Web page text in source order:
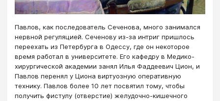
Павлов, как последователь Сеченова, много занимался
нервной регуляцией. Сеченову из-за интриг пришлось
переехать из Петербурга в Одессу, где он некоторое
время работал в университете. Его кафедру в Медико-
хирургической академии занял Илья Фаддеевич Цион, и
Павлов перенял у Циона виртуозную оперативную
технику. Павлов более 10 лет посвятил тому, чтобы
получить фистулу (отверстие) желудочно-кишечного